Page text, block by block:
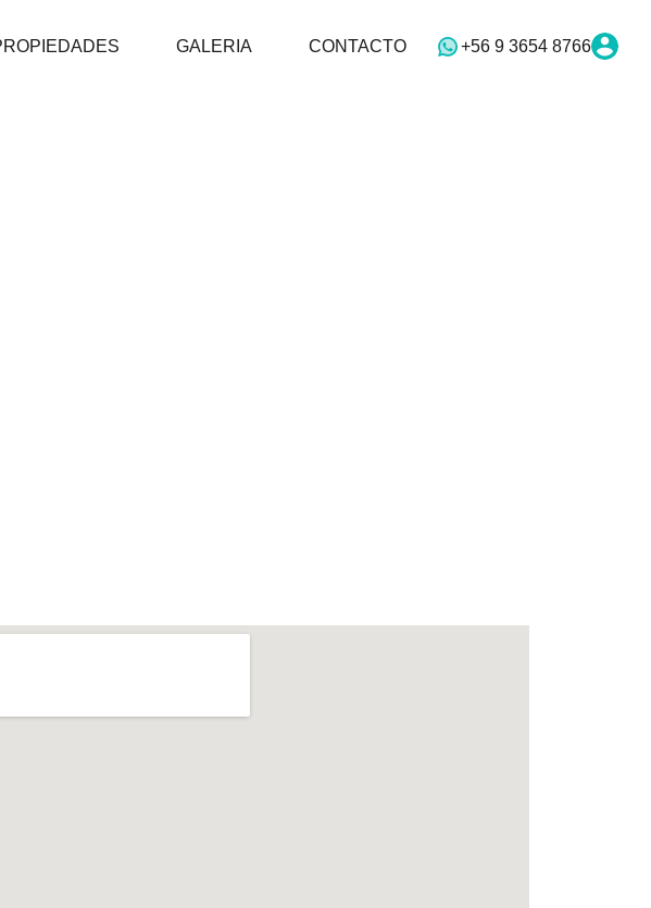
REGULARIZACIÓN PROPIEDADES GALERIA CONTACTO
GALERIA CONTACTO +56 9 3654 8766